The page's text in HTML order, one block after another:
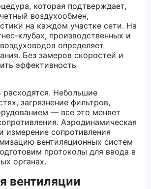
которая подтверждает,
воздухообмен,
на каждом участке сети. На
клубах, производственных и
определяет
Без замеров скоростей и
эффективность
расходятся. Небольшие
загрязнение фильтров,
— все это меняет
Аэродинамическая
измерение сопротивления
вентиляционных систем
протоколы для ввода в
органах.
вентиляции